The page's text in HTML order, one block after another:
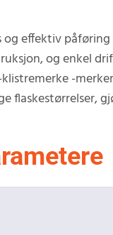
effektiv
og enkel
-
flaskestørrelser,